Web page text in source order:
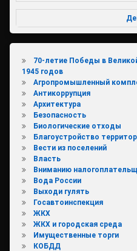
70-летие Победы в
1945 годов
Агропромышленный
Антикоррупция
Архитектура
Безопасность
Биологические отходы
Благоустройство
Вести из поселений
Власть
Вниманию
Вода России
Выходи гулять
Госавтоинспекция
ЖКХ
ЖКХ и городская среда
Имущественные торги
КОБДД